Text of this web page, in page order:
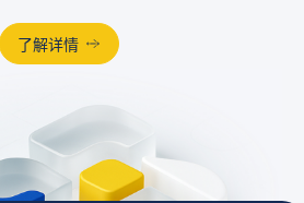
了解详情